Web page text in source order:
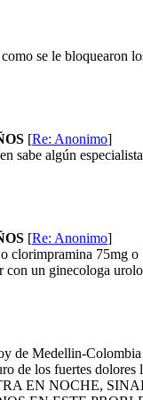
se le bloquearon
[Re: Anonimo]
sabe algún
[Re: Anonimo]
clorimpramina 75mg
con un ginecologa
de Medellin-Colombia
de los fuertes
EN NOCHE,